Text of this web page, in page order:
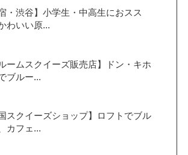
宿・渋谷】小学生・中高生におスス
わいい原...
ルームスクイーズ販売店】ドン・キホ
ブルー...
国スクイーズショップ】ロフトでブル
カフェ...